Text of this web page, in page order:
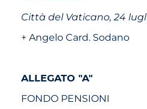
Città del Vaticano, 24
+ Angelo Card. Sodano
ALLEGATO "A"
FONDO PENSIONI